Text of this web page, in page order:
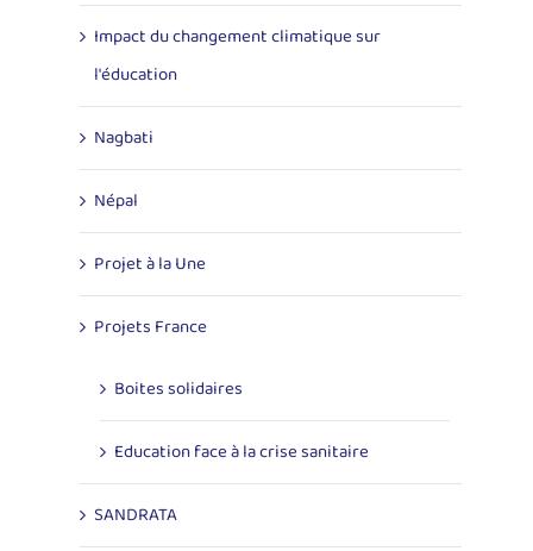
Impact du changement climatique sur
l'éducation
Nagbati
Népal
Projet à la Une
Projets France
Boites solidaires
Education face à la crise sanitaire
SANDRATA